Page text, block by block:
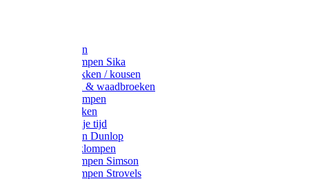
Werksokken
Schoenklompen Sika
Thermo sokken / kousen
Lieslaarzen & waadbroeken
Houten klompen
Wandelsokken
Laarzen vrije tijd
Werklaarzen Dunlop
Kunststof klompen
Schoenklompen Simson
Schoenklompen Strovels